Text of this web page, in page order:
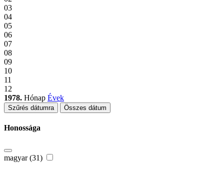
03
04
05
06
07
08
09
10
11
12
1978. Hónap Évek
Szűrés dátumra Összes dátum
Honossága
magyar (31)